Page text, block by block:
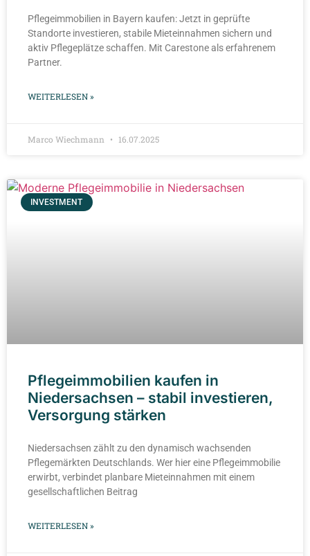
Pflegeimmobilien in Bayern kaufen: Jetzt in geprüfte
Standorte investieren, stabile Mieteinnahmen sichern und
aktiv Pflegeplätze schaffen. Mit Carestone als erfahrenem
Partner.
WEITERLESEN »
Marco Wiechmann 16.07.2025
INVESTMENT
Pflegeimmobilien kaufen in
Niedersachsen – stabil investieren,
Versorgung stärken
Niedersachsen zählt zu den dynamisch wachsenden
Pflegemärkten Deutschlands. Wer hier eine Pflegeimmobilie
erwirbt, verbindet planbare Mieteinnahmen mit einem
gesellschaftlichen Beitrag
WEITERLESEN »